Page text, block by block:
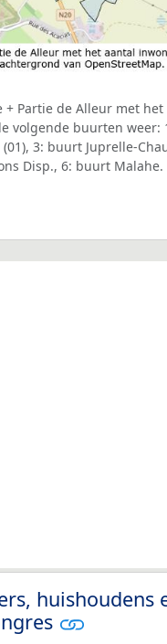
+ Partie de Alleur met
volgende buurten weer:
3: buurt Juprelle-
Disp., 6: buurt Malahe.
huishoudens